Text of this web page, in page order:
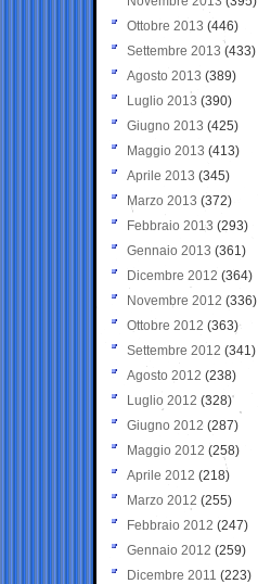
Ottobre 2013 (446)
Settembre 2013 (433)
Agosto 2013 (389)
Luglio 2013 (390)
Giugno 2013 (425)
Maggio 2013 (413)
Aprile 2013 (345)
Marzo 2013 (372)
Febbraio 2013 (293)
Gennaio 2013 (361)
Dicembre 2012 (364)
Novembre 2012 (336)
Ottobre 2012 (363)
Settembre 2012 (341)
Agosto 2012 (238)
Luglio 2012 (328)
Giugno 2012 (287)
Maggio 2012 (258)
Aprile 2012 (218)
Marzo 2012 (255)
Febbraio 2012 (247)
Gennaio 2012 (259)
Dicembre 2011 (223)